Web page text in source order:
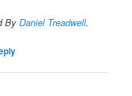
ByDaniel Treadwell.